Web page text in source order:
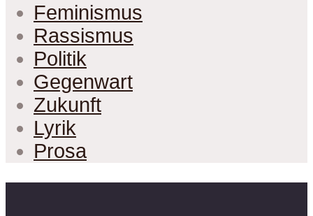
Feminismus
Rassismus
Politik
Gegenwart
Zukunft
Lyrik
Prosa